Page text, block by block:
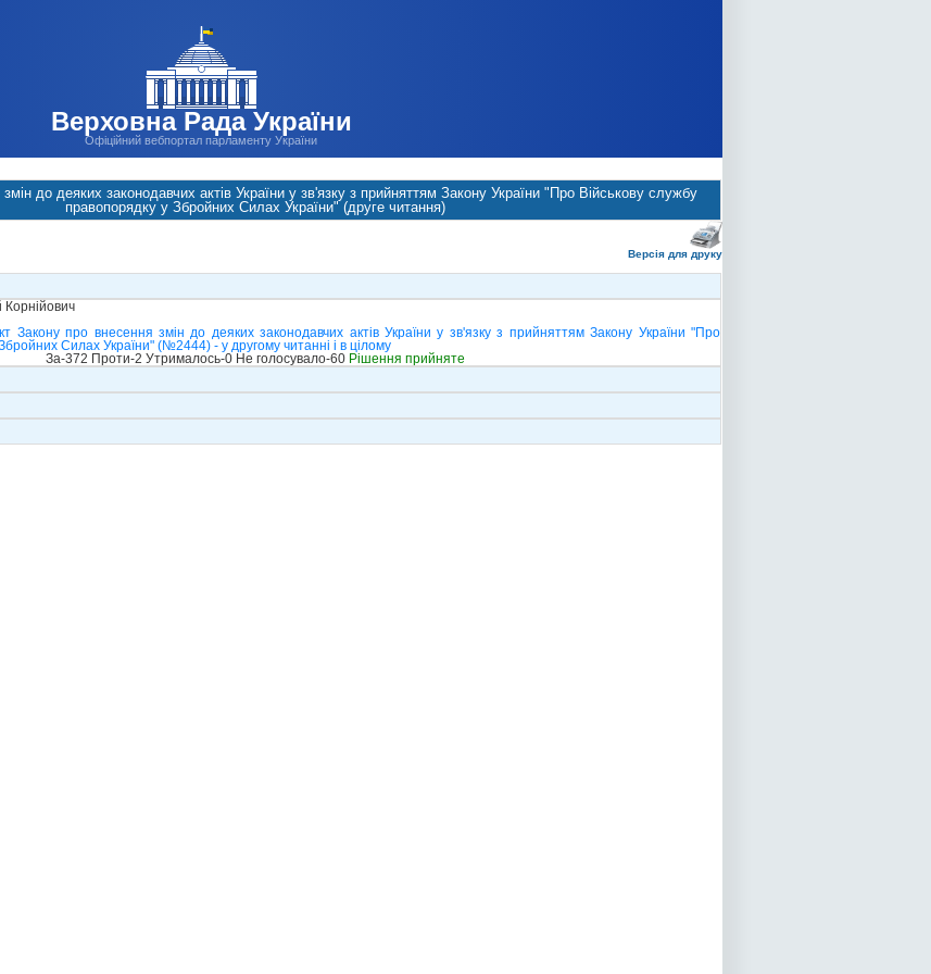
Верховна Рада України
Офіційний вебпортал парламенту України
до деяких законодавчих актів України у зв'язку з прийняттям Закону України "Про Військову службу
правопорядку у Збройних Силах України" (друге читання)
Версія для друку
Корнійович
Закону про внесення змін до деяких законодавчих актів України у зв'язку з прийняттям Закону України "Про
Силах України" (№2444) - у другому читанні і в цілому
За-372 Проти-2 Утрималось-0 Не голосувало-60 Рішення прийняте